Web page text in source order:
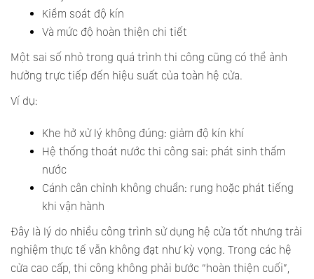
Kiểm soát độ kín
Và mức độ hoàn thiện chi tiết
Một sai số nhỏ trong quá trình thi công cũng có thể ảnh
hưởng trực tiếp đến hiệu suất của toàn hệ cửa.
Ví dụ:
Khe hở xử lý không đúng: giảm độ kín khí
Hệ thống thoát nước thi công sai: phát sinh thấm
nước
Cánh cân chỉnh không chuẩn: rung hoặc phát tiếng
khi vận hành
Đây là lý do nhiều công trình sử dụng hệ cửa tốt nhưng trải
nghiệm thực tế vẫn không đạt như kỳ vọng. Trong các hệ
cửa cao cấp, thi công không phải bước “hoàn thiện cuối”,